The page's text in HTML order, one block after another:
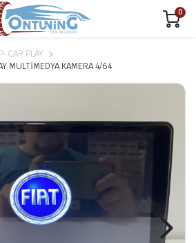
0
CAR PLAY
MULTİMEDYA KAMERA 4/64